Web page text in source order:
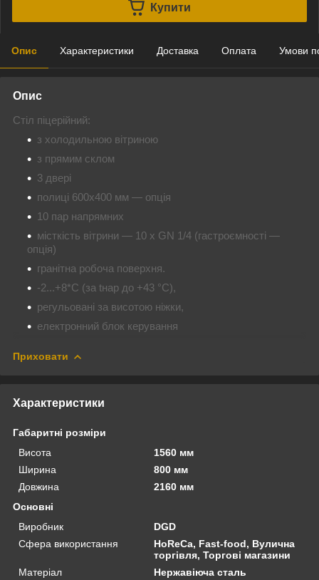
Купити
Опис Характеристики Доставка Оплата Умови
Опис
Стіл піцерійний:
з холодильною вітриною
з прямим склом
3 двері
полиці 600х400 мм — опція
10 пар напрямних
місткість вітрини — 10 х GN 1/4 (гастроємності —
опція)
гранітна робоча поверхня.
-2...+8*С (за tнар до +43 °C),
регульовані за висотою ніжки,
електронний блок керування
Приховати
Характеристики
Габаритні розміри
Висота
1560 мм
Ширина
800 мм
Довжина
2160 мм
Основні
Виробник
DGD
Сфера використання
HoReCa, Fast-food, Вулична
торгівля, Торгові магазини
Матеріал
Нержавіюча сталь